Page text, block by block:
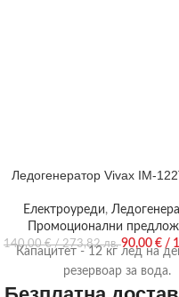
Ледогенератор Vivax IM-
Електроуреди,
Промоционални
140,00€/ 273,82 лв.90,00 € /
Капацитет - 12 кг лед на
резервоар за вода.